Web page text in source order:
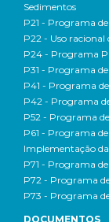
Sedimentos
P21 - Programa
P22 - Uso
P24 - Programa
P31 - Programa
P41 - Programa
P42 - Programa
P52 - Programa
P61 - Programa
Implementação
P71 - Programa
P72 - Programa
P73 - Programa
DOCUMENTOS